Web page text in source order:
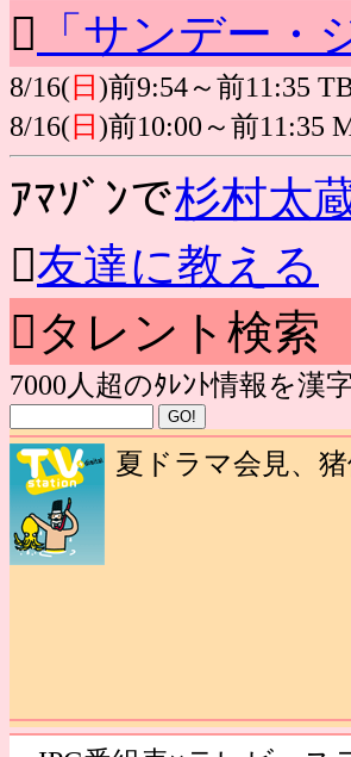
 「サンデー・
8/16(日 )前9:54～前11:35
8/16(日 )前10:00～前11:35
ｱﾏｿﾞﾝで杉村太
友達に教える
タレント検索
7000人超のﾀﾚﾝﾄ情報を漢
夏ドラマ会見、